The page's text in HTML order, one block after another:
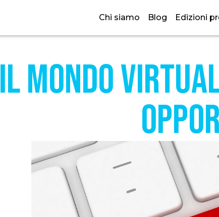
Chi siamo Blog Edizioni
Il mondo